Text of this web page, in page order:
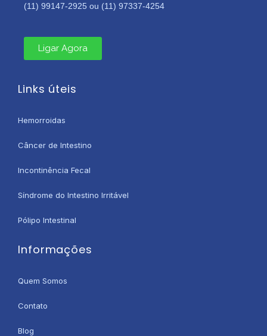
(11) 99147-2925 ou (11) 97337-4254
Ligar Agora
Links úteis
Hemorroidas
Câncer de Intestino
Incontinência Fecal
Síndrome do Intestino Irritável
Pólipo Intestinal
Informações
Quem Somos
Contato
Blog